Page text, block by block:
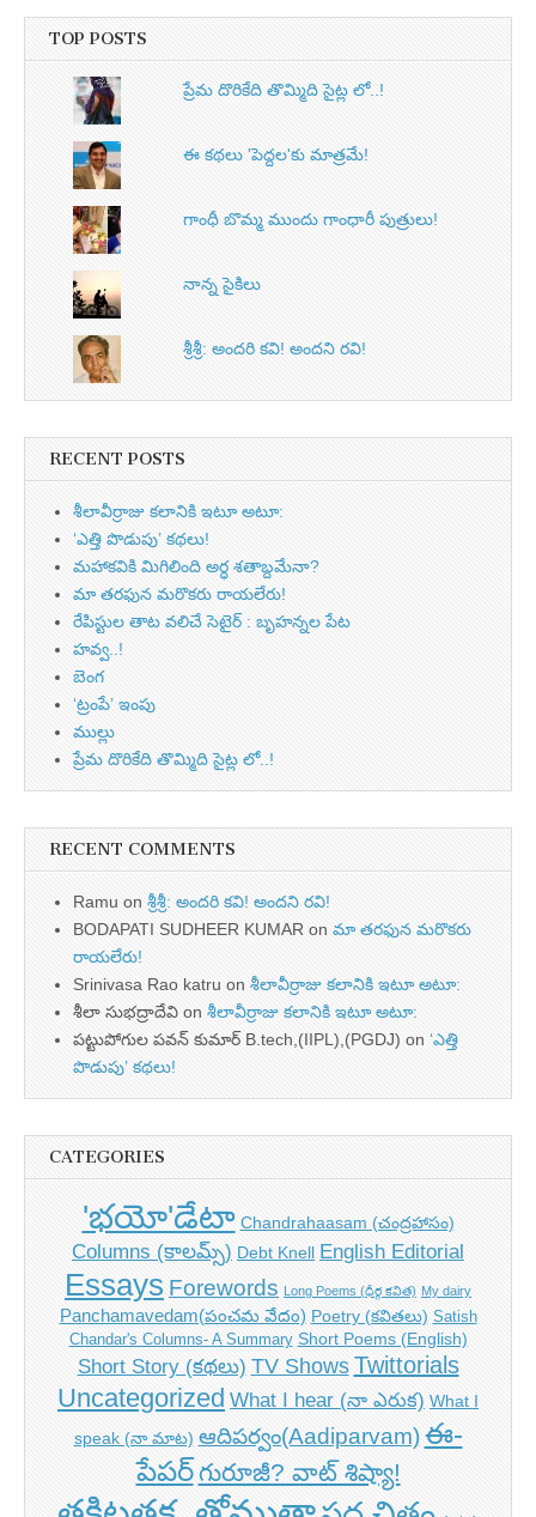
TOP POSTS
ప్రేమ దొరికేది తొమ్మిది సైట్ల లో..!
ఈ కథలు 'పెద్దల'కు మాత్రమే!
గాంధీ బొమ్మ ముందు గాంధారీ పుత్రులు!
నాన్న సైకిలు
శ్రీశ్రీ: అందరి కవి! అందని రవి!
RECENT POSTS
శీలావీర్రాజు కలానికి ఇటూ అటూ:
‘ఎత్తి పొడుపు’ కథలు!
మహాకవికి మిగిలింది అర్ధ శతాబ్దమేనా?
మా తరఫున మరొకరు రాయలేరు!
రేపిస్టుల తాట వలిచే సెటైర్ : బృహన్నల పేట
హవ్వ..!
బెంగ
‘ట్రంపే’ ఇంపు
ముల్లు
ప్రేమ దొరికేది తొమ్మిది సైట్ల లో..!
RECENT COMMENTS
Ramu on శ్రీశ్రీ: అందరి కవి! అందని రవి!
BODAPATI SUDHEER KUMAR on మా తరఫున మరొకరు
రాయలేరు!
Srinivasa Rao katru on శీలావీర్రాజు కలానికి ఇటూ అటూ:
శీలా సుభద్రాదేవి on శీలావీర్రాజు కలానికి ఇటూ అటూ:
పట్టుపోగుల పవన్ కుమార్ B.tech,(IIPL),(PGDJ) on ‘ఎత్తి
పొడుపు’ కథలు!
CATEGORIES
'భయో'డేటా Chandrahaasam (చంద్రహాసం)
Columns (కాలమ్స్) Debt Knell English Editorial
Essays Forewords Long Poems (ధీర్గ కవిత) My dairy
Panchamavedam(పంచమ వేదం) Poetry (కవితలు) Satish
Chandar's Columns- A Summary Short Poems (English)
Short Story (కథలు) TV Shows Twittorials
Uncategorized What I hear (నా ఎరుక) What I
speak (నా మాట) ఆదిపర్వం(Aadiparvam) ఈ-
పేపర్గురూజీ? వాట్ శిష్యా!